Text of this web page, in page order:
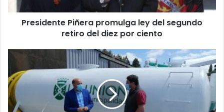
diez
Presidente Piñera promulga ley del segundo
retiro del diez por ciento
Municipalidad
La
Unión
adquiere
equipo